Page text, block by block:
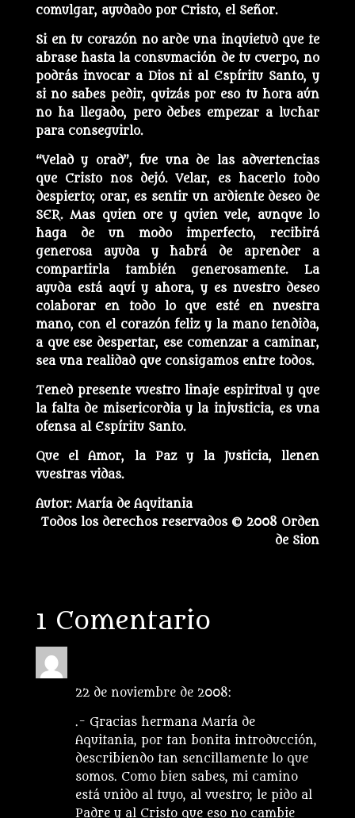
comulgar, ayudado por Cristo, el Señor.
Si en tu corazón no arde una inquietud que te
abrase hasta la consumación de tu cuerpo, no
podrás invocar a Dios ni al Espíritu Santo, y
si no sabes pedir, quizás por eso tu hora aún
no ha llegado, pero debes empezar a luchar
para conseguirlo.
“Velad y orad”, fue una de las advertencias
que Cristo nos dejó. Velar, es hacerlo todo
despierto; orar, es sentir un ardiente deseo de
SER. Mas quien ore y quien vele, aunque lo
haga de un modo imperfecto, recibirá
generosa ayuda y habrá de aprender a
compartirla también generosamente. La
ayuda está aquí y ahora, y es nuestro deseo
colaborar en todo lo que esté en nuestra
mano, con el corazón feliz y la mano tendida,
a que ese despertar, ese comenzar a caminar,
sea una realidad que consigamos entre todos.
Tened presente vuestro linaje espiritual y que
la falta de misericordia y la injusticia, es una
ofensa al Espíritu Santo.
Que el Amor, la Paz y la Justicia, llenen
vuestras vidas.
Autor: María de Aquitania
Todos los derechos reservados © 2008 Orden
de Sion
1 Comentario
22 de noviembre de 2008:
.- Gracias hermana María de
Aquitania, por tan bonita introducción,
describiendo tan sencillamente lo que
somos. Como bien sabes, mi camino
está unido al tuyo, al vuestro; le pido al
Padre y al Cristo que eso no cambie